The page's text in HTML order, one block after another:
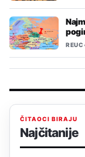
REUC
ČITAOCI BIRAJU
Najčitanije